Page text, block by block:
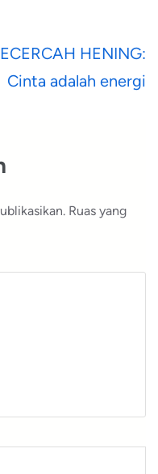
HENING:
Cinta adalah energi
Ruas yang